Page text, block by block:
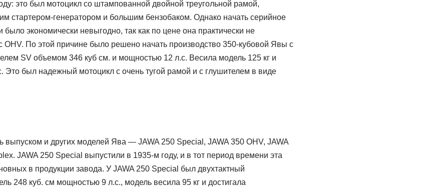
это был мотоцикл со штампованной двойной треугольной рамой,
стартером-генератором и большим бензобаком. Однако начать серийное
было экономически невыгодно, так как по цене она практически не
OHV. По этой причине было решено начать производство 350-кубовой Явы с
SV объемом 346 куб см. и мощностью 12 л.с. Весила модель 125 кг и
Это был надежный мотоцикл с очень тугой рамой и с глушителем в виде
выпуском и других моделей Ява — JAWA 250 Special, JAWA 350 OHV, JAWA
JAWA 250 Special выпустили в 1935-м году, и в тот период времени эта
в продукции завода. У JAWA 250 Special был двухтактный
248 куб. см мощностью 9 л.с., модель весила 95 кг и достигала